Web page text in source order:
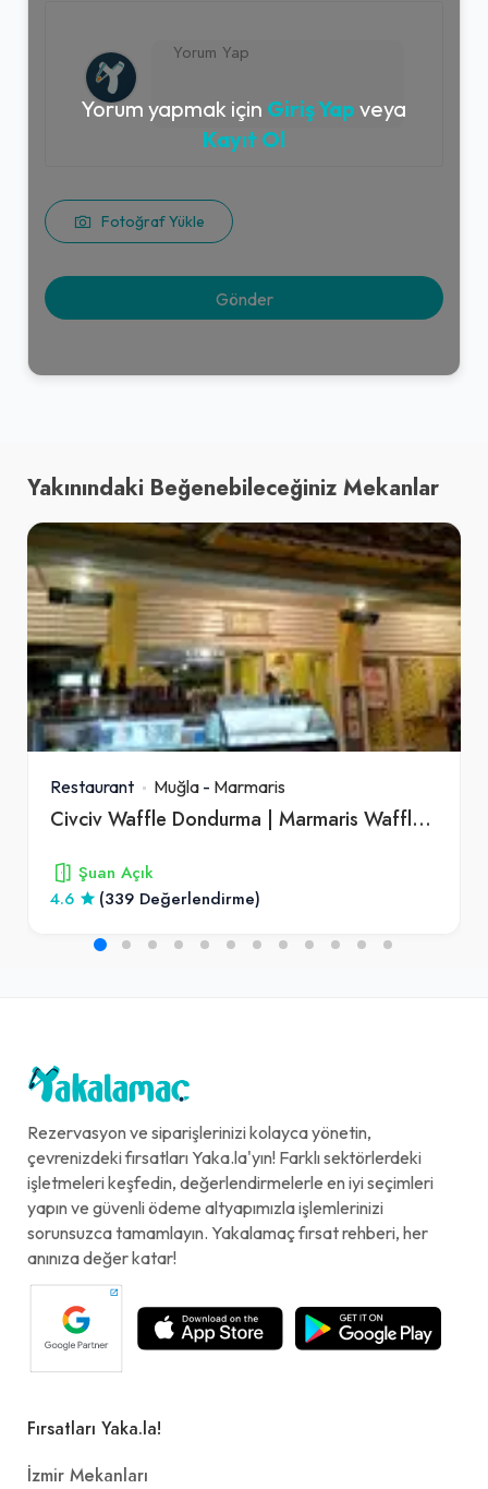
Fotoğraf Yükle
Yorum yapmak için Giriş Yap veya
Kayıt Ol
Yakınındaki Beğenebileceğiniz Mekanlar
Restaurant Muğla - Marmaris
Civciv Waffle Dondurma | Marmaris Waffle | İce Cream
Şuan Açık
4.6
(339 Değerlendirme)
Rezervasyon ve siparişlerinizi kolayca yönetin,
çevrenizdeki fırsatları Yaka.la'yın! Farklı sektörlerdeki
işletmeleri keşfedin, değerlendirmelerle en iyi seçimleri
yapın ve güvenli ödeme altyapımızla işlemlerinizi
sorunsuzca tamamlayın. Yakalamaç fırsat rehberi, her
anınıza değer katar!
Fırsatları Yaka.la!
İzmir Mekanları